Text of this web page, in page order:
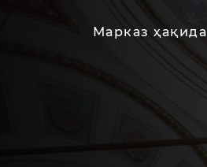
Марказ ҳақида